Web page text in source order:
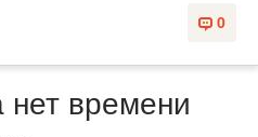
0
нет времени